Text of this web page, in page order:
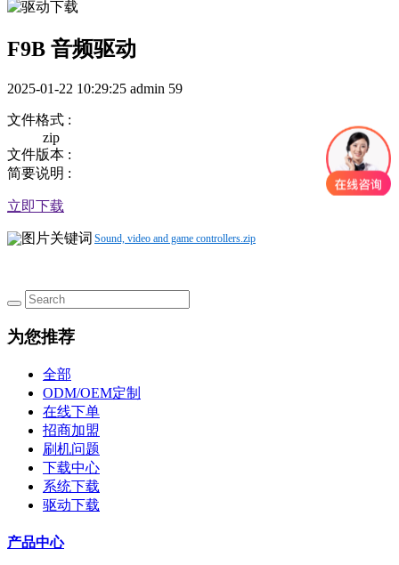
F9B 音频驱动
2025-01-22 10:29:25 admin 59
文件格式 :
zip
文件版本 :
简要说明 :
立即下载
Sound, video and game controllers.zip
为您推荐
全部
ODM/OEM定制
在线下单
招商加盟
刷机问题
下载中心
系统下载
驱动下载
产品中心